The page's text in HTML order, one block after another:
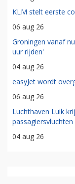
KLM stelt eerste
06 aug 26
Groningen vanaf
uur rijden'
04 aug 26
easyJet wordt
06 aug 26
Luchthaven Luik
04 aug 26